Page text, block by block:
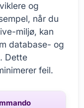
og
når du
miljø, kan
database- og
. Dette
feil.